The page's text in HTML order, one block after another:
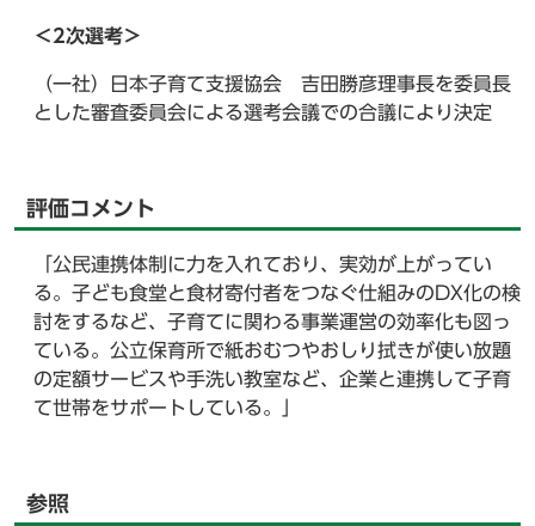
＜2次選考＞
（一社）日本子育て支援協会 吉田勝彦理事長を委員長
とした審査委員会による選考会議での合議により決定
評価コメント
「公民連携体制に力を入れており、実効が上がってい
る。子ども食堂と食材寄付者をつなぐ仕組みのDX化の検
討をするなど、子育てに関わる事業運営の効率化も図っ
ている。公立保育所で紙おむつやおしり拭きが使い放題
の定額サービスや手洗い教室など、企業と連携して子育
て世帯をサポートしている。」
参照